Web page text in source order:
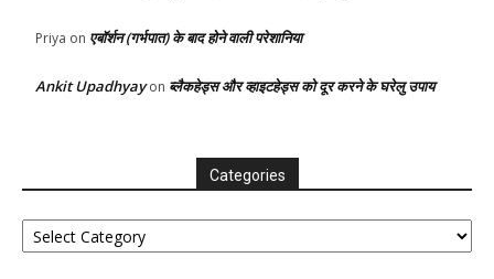
Priya on एबॉर्शन (गर्भपात) के बाद होने वाली परेशानिया
Ankit Upadhyayon ब्लैकहेड्स और व्हाइटहेड्स को दूर करने के घरेलु उपाय
Categories
Categories